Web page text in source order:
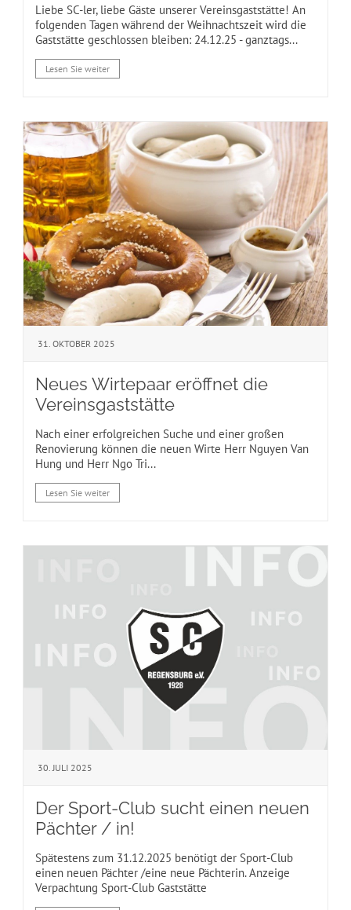
Liebe SC-ler, liebe Gäste unserer Vereinsgaststätte! An
folgenden Tagen während der Weihnachtszeit wird die
Gaststätte geschlossen bleiben: 24.12.25 - ganztags...
Lesen Sie weiter
31. OKTOBER 2025
Neues Wirtepaar eröffnet die
Vereinsgaststätte
Nach einer erfolgreichen Suche und einer großen
Renovierung können die neuen Wirte Herr Nguyen Van
Hung und Herr Ngo Tri...
Lesen Sie weiter
30. JULI 2025
Der Sport-Club sucht einen neuen
Pächter / in!
Spätestens zum 31.12.2025 benötigt der Sport-Club
einen neuen Pächter /eine neue Pächterin. Anzeige
Verpachtung Sport-Club Gaststätte